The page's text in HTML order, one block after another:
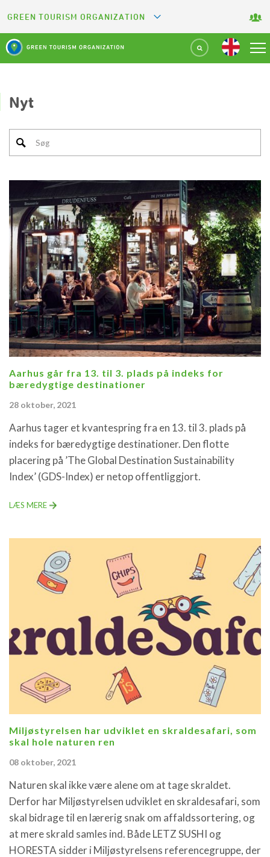
GREEN TOURISM ORGANIZATION
GREEN KEY
GREEN RESTAURANT
GREEN SPORT FACILITY
GREEN ATTRACTION
Nyt
Aarhus går fra 13. til 3. plads på indeks for
bæredygtige destinationer
28 oktober, 2021
Aarhus tager et kvantespring fra en 13. til 3. plads på
indeks for bæredygtige destinationer. Den flotte
placering på ’The Global Destination Sustainability
Index’ (GDS-Index) er netop offentliggjort.
LÆS MERE
Miljøstyrelsen har udviklet en skraldesafari, som
skal hole naturen ren
08 oktober, 2021
Naturen skal ikke være alene om at tage skraldet.
Derfor har Miljøstyrelsen udviklet en skraldesafari, som
skal bidrage til en lærerig snak om affaldssortering, og
at mere skrald samles ind. Både LETZ SUSHI og
HORESTA sidder i Miljøstyrelsens referencegruppe, der